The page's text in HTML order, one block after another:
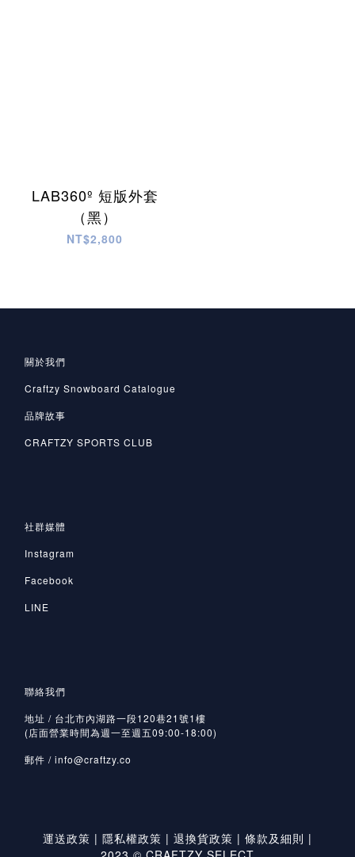
LAB360º 短版外套
（黑）
NT$2,800
關於我們
Craftzy Snowboard Catalogue
品牌故事
CRAFTZY SPORTS CLUB
社群媒體
Instagram
Facebook
LINE
聯絡我們
地址 / 台北市內湖路一段120巷21號1樓
(店面營業時間為週一至週五09:00-18:00)
郵件 / info@craftzy.co
運送政策 | 隱私權政策 | 退換貨政策 | 條款及細則 |